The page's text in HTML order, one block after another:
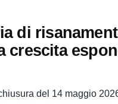
di
crescita
del 14 maggio